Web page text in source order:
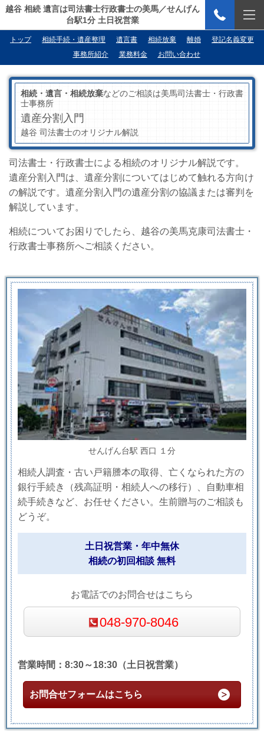
越谷 相続 遺言は司法書士行政書士の美馬／せんげん
台駅1分 土日祝営業
トップ 相続手続・遺産整理 遺言書 相続放棄 離婚
登記名義変更
事務所紹介
業務料金 お問い合わせ
相続・遺言・相続放棄などのご相談は美馬司法書士・行政書
士事務所
遺産分割入門
越谷 司法書士のオリジナル解説
司法書士・行政書士による相続のオリジナル解説です。
遺産分割入門は、遺産分割についてはじめて触れる方向け
の解説です。遺産分割入門の遺産分割の協議または審判を
解説しています。
相続についてお困りでしたら、越谷の美馬克康司法書士・
行政書士事務所へご相談ください。
せんげん台駅 西口 １分
相続人調査・古い戸籍謄本の取得、亡くなられた方の
銀行手続き（残高証明・相続人への移行）、自動車相
続手続きなど、お任せください。生前贈与のご相談も
どうぞ。
土日祝営業・年中無休
相続の初回相談 無料
お電話でのお問合せはこちら
048-970-8046
営業時間：8:30～18:30（土日祝営業）
お問合せフォームはこちら